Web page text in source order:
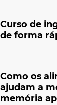
Curso de
de forma
Como os
ajudam a
memória